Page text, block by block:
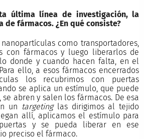
última línea de investigación, la
fármacos. ¿En qué consiste?
como transportadores,
con fármacos y luego liberarlos de
donde y cuando hacen falta, en el
ello, a esos fármacos encerrados
los recubrimos con puertas
se aplica un estímulo, que puede
abren y salen los fármacos. De esa
un targeting las dirigimos al tejido
allí, aplicamos el estímulo para
y se pueda liberar en ese
preciso el fármaco.